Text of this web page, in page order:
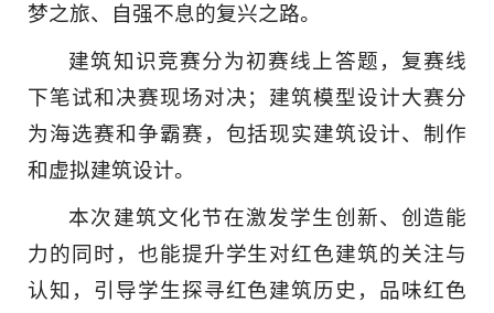
梦之旅、自强不息的复兴之路。
建筑知识竞赛分为初赛线上答题，复赛线
下笔试和决赛现场对决；建筑模型设计大赛分
为海选赛和争霸赛，包括现实建筑设计、制作
和虚拟建筑设计。
本次建筑文化节在激发学生创新、创造能
力的同时，也能提升学生对红色建筑的关注与
认知，引导学生探寻红色建筑历史，品味红色